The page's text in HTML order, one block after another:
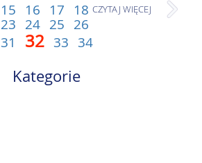
CZYTAJ WIĘCEJ
15 16 17
18
23 24 25 26
31 32 33 34
Kategorie